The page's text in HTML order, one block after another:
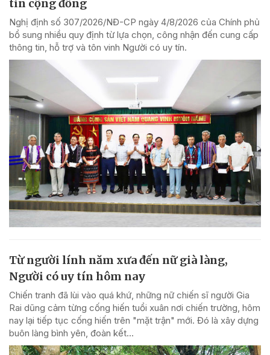
tin cộng đồng
Nghị định số 307/2026/NĐ-CP ngày 4/8/2026 của Chính phủ
bổ sung nhiều quy định từ lựa chọn, công nhận đến cung cấp
thông tin, hỗ trợ và tôn vinh Người có uy tín.
Từ người lính năm xưa đến nữ già làng,
Người có uy tín hôm nay
Chiến tranh đã lùi vào quá khứ, những nữ chiến sĩ người Gia
Rai dũng cảm từng cống hiến tuổi xuân nơi chiến trường, hôm
nay lại tiếp tục cống hiến trên "mặt trận" mới. Đó là xây dựng
buôn làng bình yên, đoàn kết...